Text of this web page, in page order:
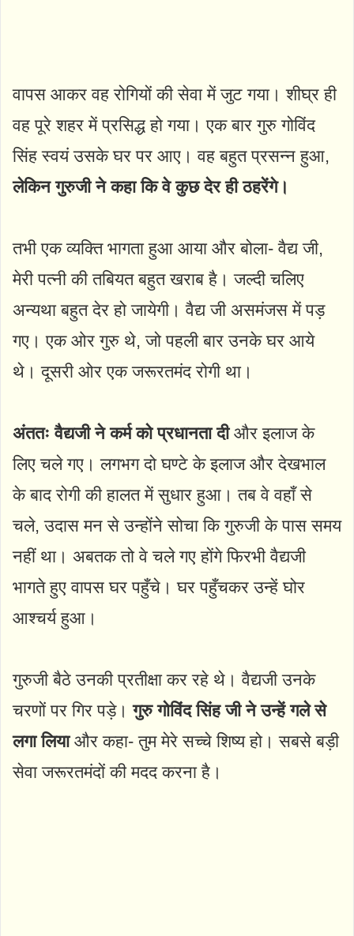
वापस आकर वह रोगियों की सेवा में जुट गया। शीघ्र ही
वह पूरे शहर में प्रसिद्ध हो गया। एक बार गुरु गोविंद
सिंह स्वयं उसके घर पर आए। वह बहुत प्रसन्न हुआ,
लेकिन गुरुजी ने कहा कि वे कुछ देर ही ठहरेंगे।
तभी एक व्यक्ति भागता हुआ आया और बोला- वैद्य जी,
मेरी पत्नी की तबियत बहुत खराब है। जल्दी चलिए
अन्यथा बहुत देर हो जायेगी। वैद्य जी असमंजस में पड़
गए। एक ओर गुरु थे, जो पहली बार उनके घर आये
थे। दूसरी ओर एक जरूरतमंद रोगी था।
अंततः वैद्यजी ने कर्म को प्रधानता दीऔर इलाज के
लिए चले गए। लगभग दो घण्टे के इलाज और देखभाल
के बाद रोगी की हालत में सुधार हुआ। तब वे वहाँ से
चले, उदास मन से उन्होंने सोचा कि गुरुजी के पास समय
नहीं था। अबतक तो वे चले गए होंगे फिरभी वैद्यजी
भागते हुए वापस घर पहुँचे। घर पहुँचकर उन्हें घोर
आश्चर्य हुआ।
गुरुजी बैठे उनकी प्रतीक्षा कर रहे थे। वैद्यजी उनके
चरणों पर गिर पड़े।गुरु गोविंद सिंह जी ने उन्हें गले से
लगा लियाऔर कहा- तुम मेरे सच्चे शिष्य हो। सबसे बड़ी
सेवा जरूरतमंदों की मदद करना है।